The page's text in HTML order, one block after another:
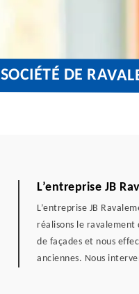
SOCIÉTÉ DE
L’entreprise JB
L’entreprise JB
réalisons le ravalement
de façades et nous
anciennes. Nous